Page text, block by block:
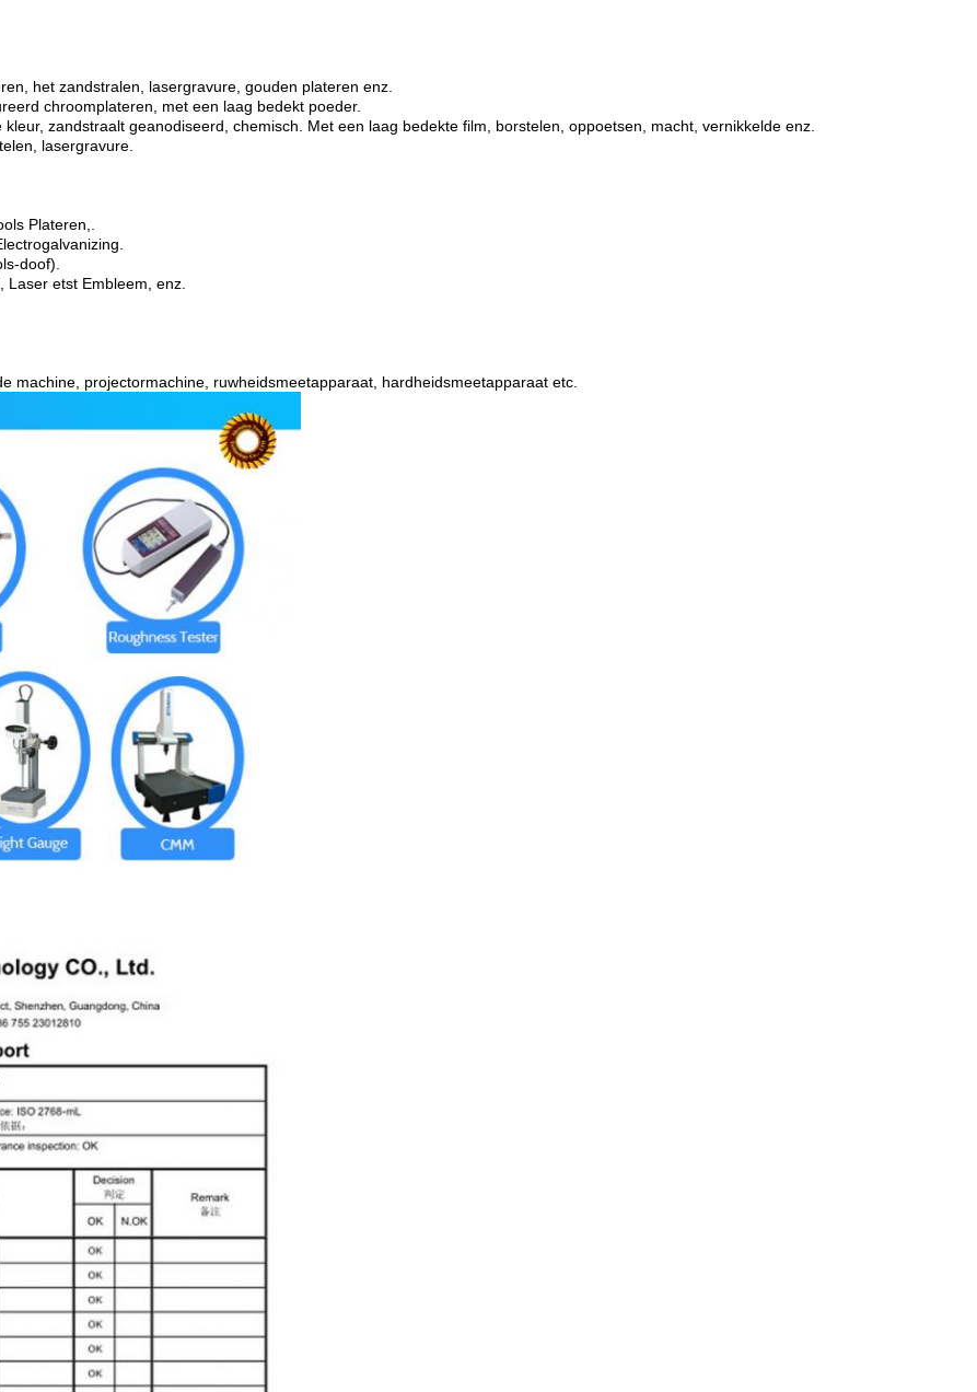
het zandstralen, lasergravure, gouden plateren enz.
chroomplateren, met een laag bedekt poeder.
zandstraalt geanodiseerd, chemisch. Met een laag bedekte film, borstelen, oppoetsen, macht, vernikkelde enz.
lasergravure.
Plateren,
doof)
etst Embleem, enz.
machine, projectormachine, ruwheidsmeetapparaat, hardheidsmeetapparaat etc.